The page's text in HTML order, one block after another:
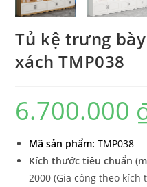
Tủ kệ trưng
xách TMP038
6.700.000
Mã sản phẩm: TMP038
Kích thước tiêu chuẩn
2000 (Gia công theo kích